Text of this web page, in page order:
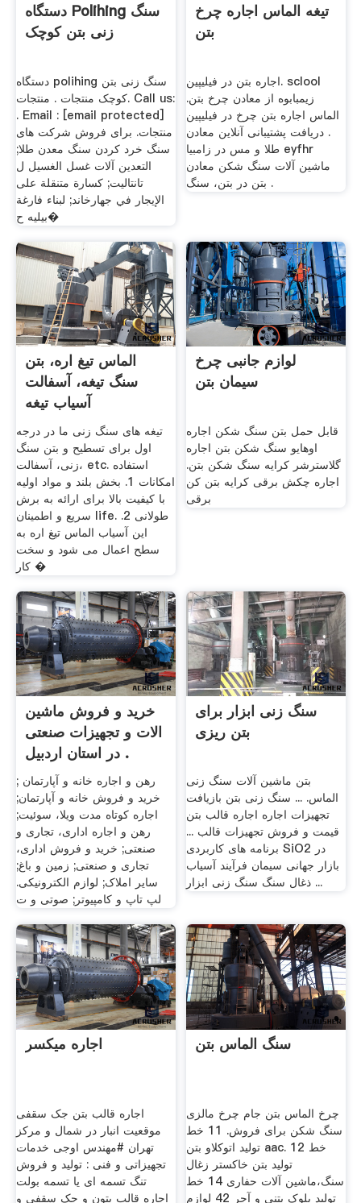
دستگاه Polihing سنگ
زنی بتن کوچک
دستگاه polihing سنگ زنی بتن
کوچک منتجات . منتجات. Call us:
. Email : [email protected]
منتجات. برای فروش شرکت های
سنگ خرد کردن سنگ معدن طلا;
التعدين آلات غسل الغسيل ل
تانتاليت; كسارة متنقلة على
الإيجار في جهارخاند; لبناء فارغة
بيليه ح�
تیغه الماس اجاره چرخ
بتن
اجاره بتن در فیلیپین. sclool
زیمبابوه از معادن چرخ بتن.
الماس اجاره بتن چرخ در فیلیپین
. دریافت پشتیبانی آنلاین معادن
طلا و مس در زامبیا eyfhr
ماشین آلات سنگ شکن معادن
بتن در بتن، سنگ .
الماس تیغ اره، بتن
سنگ تیغه، آسفالت
آسیاب تیغه
تیغه های سنگ زنی ما در درجه
اول برای تسطیح و بتن سنگ
زنی، آسفالت، etc. استفاده
امکانات 1. بخش بلند و مواد اولیه
با کیفیت بالا برای ارائه به برش
سریع و اطمینان life. طولانی 2.
این آسیاب الماس تیغ اره به
سطح اعمال می شود و سخت
کار �
لوازم جانبی چرخ
سیمان بتن
قابل حمل بتن سنگ شکن اجاره
اوهایو سنگ شکن بتن اجاره
گلاسترشر کرایه سنگ شکن بتن.
اجاره چکش برقی کرایه بتن کن
برقی
خرید و فروش ماشین
الات و تجهیزات صنعتی
در استان اردبیل .
رهن و اجاره خانه و آپارتمان ;
خرید و فروش خانه و آپارتمان;
اجاره کوتاه مدت ویلا، سوئیت;
رهن و اجاره اداری، تجاری و
صنعتی; خرید و فروش اداری،
تجاری و صنعتی; زمین و باغ;
سایر املاک; لوازم الکترونیکی.
لپ تاپ و کامپیوتر; صوتی و ت
سنگ زنی ابزار برای
بتن ریزی
بتن ماشین آلات سنگ زنی
الماس. ... سنگ زنی بتن بازیافت
تجهیزات اجاره اجاره قالب بتن
قیمت و فروش تجهیزات قالب ...
برنامه های کاربردی SiO2 در
بازار جهانی سیمان فرآیند آسیاب
ذغال سنگ سنگ زنی ابزار ...
اجاره میکسر
اجاره قالب بتن جک سقفی
موقعیت انبار در شمال و مرکز
تهران #مهندس اوجی خدمات
تجهیزاتی و فنی : تولید و فروش
تنگ تسمه ای یا تسمه بولت
اجاره قالب بتون و جک سقفی و
سنگ الماس بتن
چرخ الماس بتن جام چرخ مالزی
سنگ شکن برای فروش. 11 خط
تولید اتوکلاو بتن aac. 12 خط
تولید بتن خاکستر زغال
سنگ،ماشین آلات حفاری 14 خط
تولید بلوک بتنی و آجر 42 لوازم